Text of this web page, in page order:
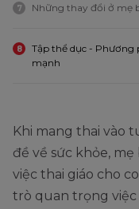
7 Những thay đổi ở mẹ
8
Tập thể dục - Phương
mạnh
Khi mang thai vào
đề về sức khỏe,
việc thai giáo cho
trò quan trọng